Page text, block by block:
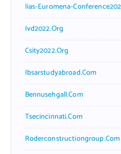
Iias-Euromena-
Ivd2022.org
Csity2022.org
Ibsarstudyabroad.com
Bennusehgall.com
Tsecincinnati.com
Roderconstructiongroup.com